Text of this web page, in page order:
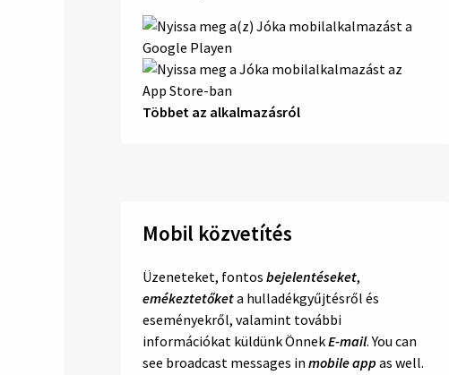
Többet az alkalmazásról
Mobil közvetítés
Üzeneteket, fontos bejelentéseket,
emékeztetőketa hulladékgyűjtésről és
eseményekről, valamint további
információkat küldünk ÖnnekE-mail. You can
see broadcast messages in mobile app as well.